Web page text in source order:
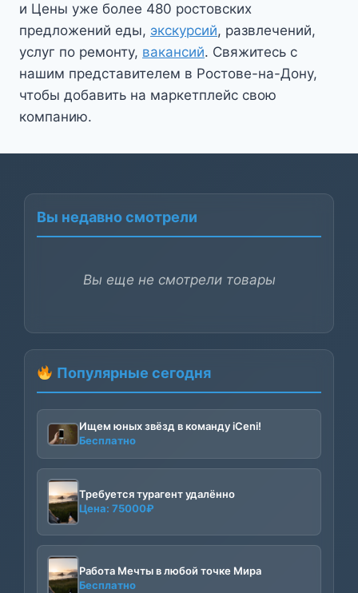
и Цены уже более 480 ростовских
предложений еды, экскурсий, развлечений,
услуг по ремонту, вакансий. Свяжитесь с
нашим представителем в Ростове-на-Дону,
чтобы добавить на маркетплейс свою
компанию.
Вы недавно смотрели
Вы еще не смотрели товары
Популярные сегодня
Ищем юных звёзд в команду iCeni!
Бесплатно
Требуется турагент удалённо
Цена: 75000₽
Работа Мечты в любой точке Мира
Бесплатно